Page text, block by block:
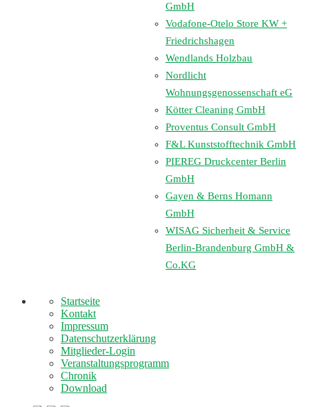
GmbH
Vodafone-Otelo Store KW +
Friedrichshagen
Wendlands Holzbau
Nordlicht
Wohnungsgenossenschaft eG
Kötter Cleaning GmbH
Proventus Consult GmbH
F&L Kunststofftechnik GmbH
PIEREG Druckcenter Berlin
GmbH
Gayen & Berns Homann
GmbH
WISAG Sicherheit & Service
Berlin-Brandenburg GmbH &
Co.KG
Startseite
Kontakt
Impressum
Datenschutzerklärung
Mitglieder-Login
Veranstaltungsprogramm
Chronik
Download